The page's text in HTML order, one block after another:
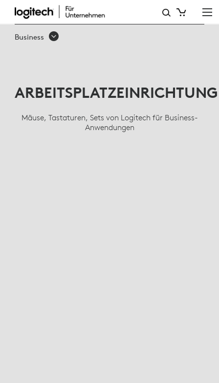
BUSINESS-
TASTATUREN,
ERGONOMIC
LINE
Business
Mäuse, Tastaturen, Sets von Logitech für Business-
Anwendungen